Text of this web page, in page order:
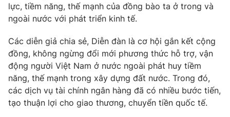
Phim VTV
Nhân vật
Khán giả
Giải sao mai
Giải trí
Điện ảnh
Âm nhạc
Sao
Đời sống
Du lịch
Làm đẹp
Giáo dục
Tuyển sinh
Công nghệ
lực, tiềm năng, thế mạnh của đồng bào ta ở trong và
ngoài nước với phát triển kinh tế.
Các diễn giả chia sẻ, Diễn đàn là cơ hội gắn kết cộng
đồng, không ngừng đổi mới phương thức hỗ trợ, vận
động người Việt Nam ở nước ngoài phát huy tiềm
năng, thế mạnh trong xây dựng đất nước. Trong đó,
các dịch vụ tài chính ngân hàng đã có nhiều bước tiến,
tạo thuận lợi cho giao thương, chuyển tiền quốc tế.